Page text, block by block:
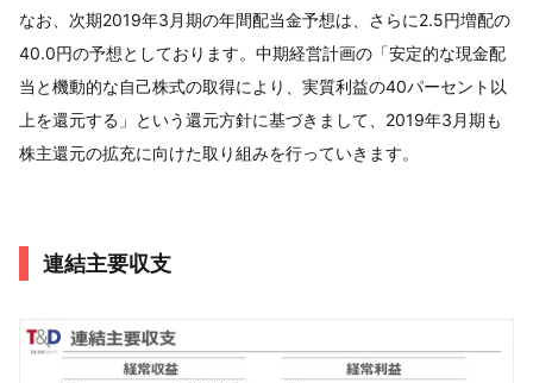
なお、次期2019年3月期の年間配当金予想は、さらに2.5円増配の
40.0円の予想としております。中期経営計画の「安定的な現金配
当と機動的な自己株式の取得により、実質利益の40パーセント以
上を還元する」という還元方針に基づきまして、2019年3月期も
株主還元の拡充に向けた取り組みを行っていきます。
連結主要収支